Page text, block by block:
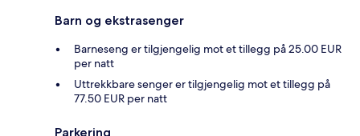
Barn og ekstrasenger
Barneseng er tilgjengelig mot et tillegg på 25.00 EUR
per natt
Uttrekkbare senger er tilgjengelig mot et tillegg på
77.50 EUR per natt
Parkering